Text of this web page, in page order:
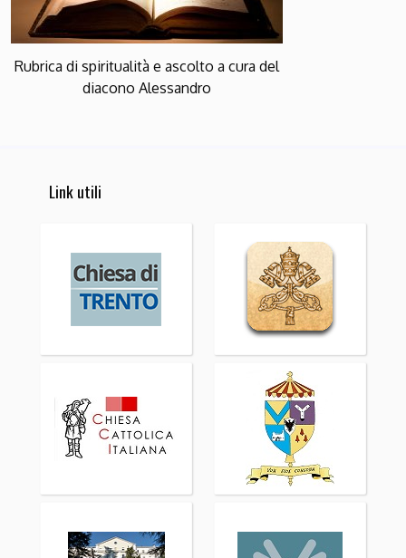
Rubrica di spiritualità e ascolto a cura del
diacono Alessandro
Link utili